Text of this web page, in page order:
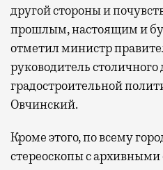
другой стороны и
прошлым, настоящим и
отметил министр
руководитель
градостроительной
Овчинский.
Кроме этого, по всему
стереоскопы с